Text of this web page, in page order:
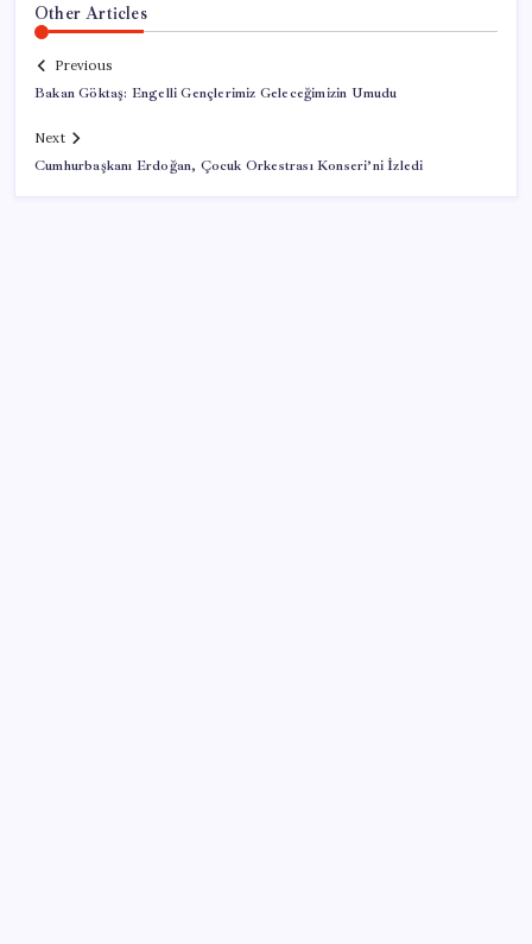
Other Articles
Previous
Bakan Göktaş: Engelli Gençlerimiz Geleceğimizin Umudu
Next
Cumhurbaşkanı Erdoğan, Çocuk Orkestrası Konseri’ni İzledi